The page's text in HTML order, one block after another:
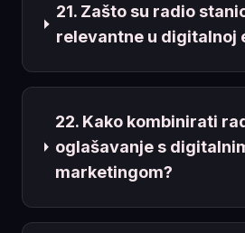
21. Zašto su radio
relevantne u digitalnoj
22. Kako kombinirati
oglašavanje s
marketingom?